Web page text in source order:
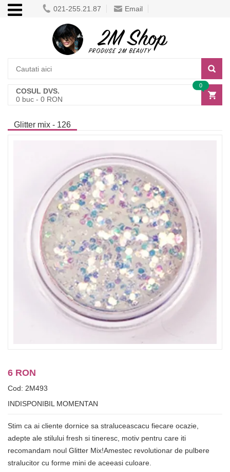
021-255.21.87 Email
COSUL DVS.
0 buc - 0 RON
0
Glitter mix - 126
6 RON
Cod: 2M493
INDISPONIBIL MOMENTAN
Stim ca ai cliente dornice sa straluceascacu fiecare ocazie,
adepte ale stilului fresh si tineresc, motiv pentru care iti
recomandam noul Glitter Mix!Amestec revolutionar de pulbere
stralucitor cu forme mini de aceeasi culoare.